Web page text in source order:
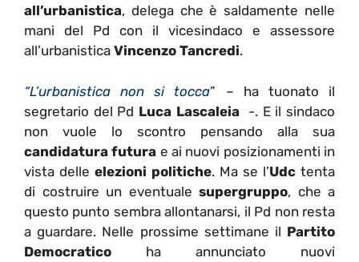
all’urbanistica, delega che è saldamente nelle
mani del Pd con il vicesindaco e assessore
all’urbanistica Vincenzo Tancredi.
“L’urbanistica non si tocca” – ha tuonato il
segretario del Pd Luca Lascaleia-. E il sindaco
non vuole lo scontro pensando alla sua
candidatura futura e ai nuovi posizionamenti in
vista delle elezioni politiche. Ma se l’Udc tenta
di costruire un eventuale supergruppo, che a
questo punto sembra allontanarsi, il Pd non resta
a guardare. Nelle prossime settimane il Partito
Democratico ha annunciato nuovi